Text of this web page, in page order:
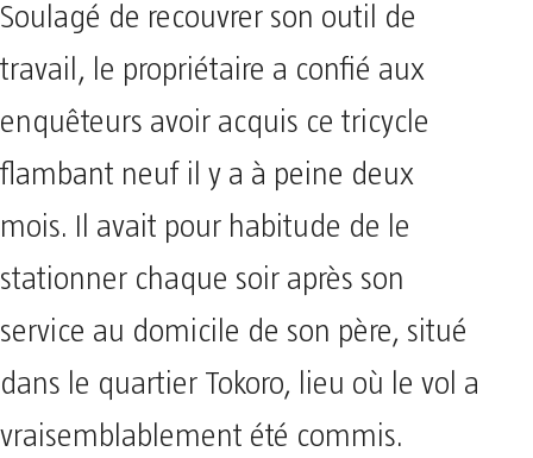
Soulagé de recouvrer son outil de
travail, le propriétaire a confié aux
enquêteurs avoir acquis ce tricycle
flambant neuf il y a à peine deux
mois. Il avait pour habitude de le
stationner chaque soir après son
service au domicile de son père, situé
dans le quartier Tokoro, lieu où le vol a
vraisemblablement été commis.